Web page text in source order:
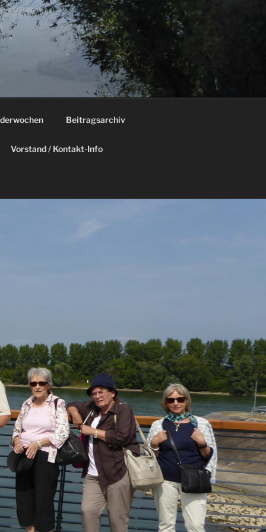
Beitragsarchiv
Vorstand / Kontakt-Info